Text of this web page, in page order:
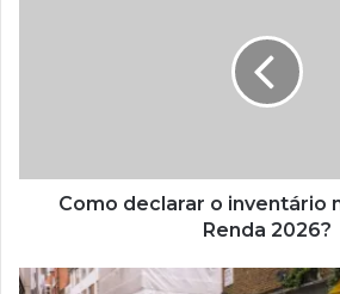
Como declarar o inventário
Renda 2026?